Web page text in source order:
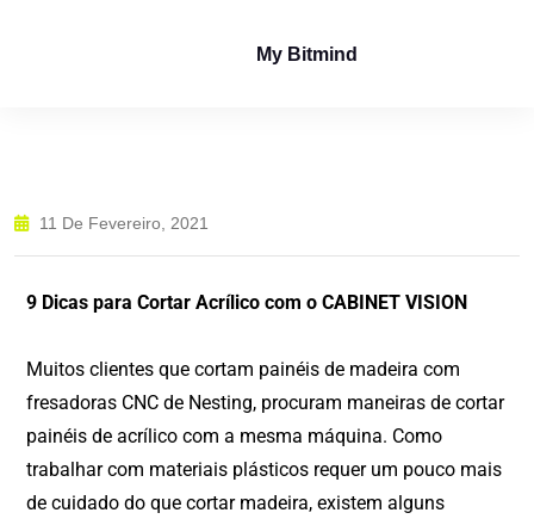
My Bitmind
11 De Fevereiro, 2021
9 Dicas para Cortar Acrílico com o CABINET VISION
Muitos clientes que cortam painéis de madeira com
fresadoras CNC de Nesting, procuram maneiras de cortar
painéis de acrílico com a mesma máquina. Como
trabalhar com materiais plásticos requer um pouco mais
de cuidado do que cortar madeira, existem alguns